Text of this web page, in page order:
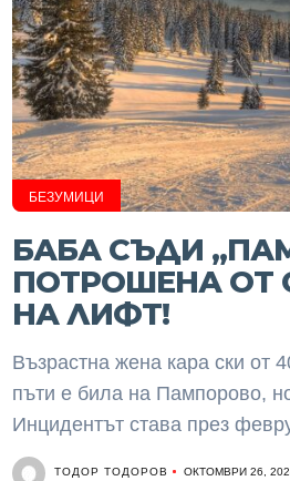
БЕЗУМИЦИ
БАБА СЪДИ
ПОТРОШЕНА ОТ
НА ЛИФТ!
Възрастна жена кара ски от
пъти е била на Пампорово,
Инцидентът става през
ТОДОР ТОДОРОВ ОКТОМВРИ 26,